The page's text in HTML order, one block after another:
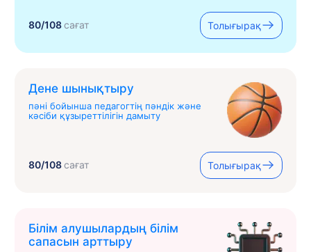
80/108сағат Толығырақ
Дене шынықтыру
пәні бойынша педагогтің пәндік және
кәсіби құзыреттілігін дамыту
80/108сағат Толығырақ
Білім алушылардың білім
сапасын арттыру